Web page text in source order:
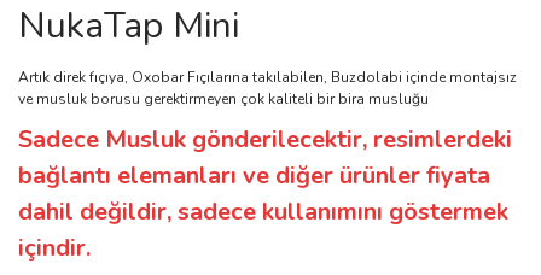
NukaTap Mini
Artık direk fıçıya, Oxobar Fıçılarına takılabilen, Buzdolabi içinde montajsız
ve musluk borusu gerektirmeyen çok kaliteli bir bira musluğu
Sadece Musluk gönderilecektir, resimlerdeki
bağlantı elemanları ve diğer ürünler fiyata
dahil değildir, sadece kullanımını göstermek
içindir.